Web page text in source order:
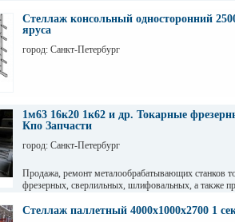
Стеллаж консольный односторонний
яруса
город: Санкт-Петербург
1м63 16к20 1к62 и др. Токарные
Кпо Запчасти
город: Санкт-Петербург
Продажа, ремонт металообрабатывающих станков
фрезерных, сверлильных, шлифовальных, а также
оборудования. Торг. Выбор. Пусконаладка. Санкт-
Стеллаж паллетный 4000х1000х2700 1